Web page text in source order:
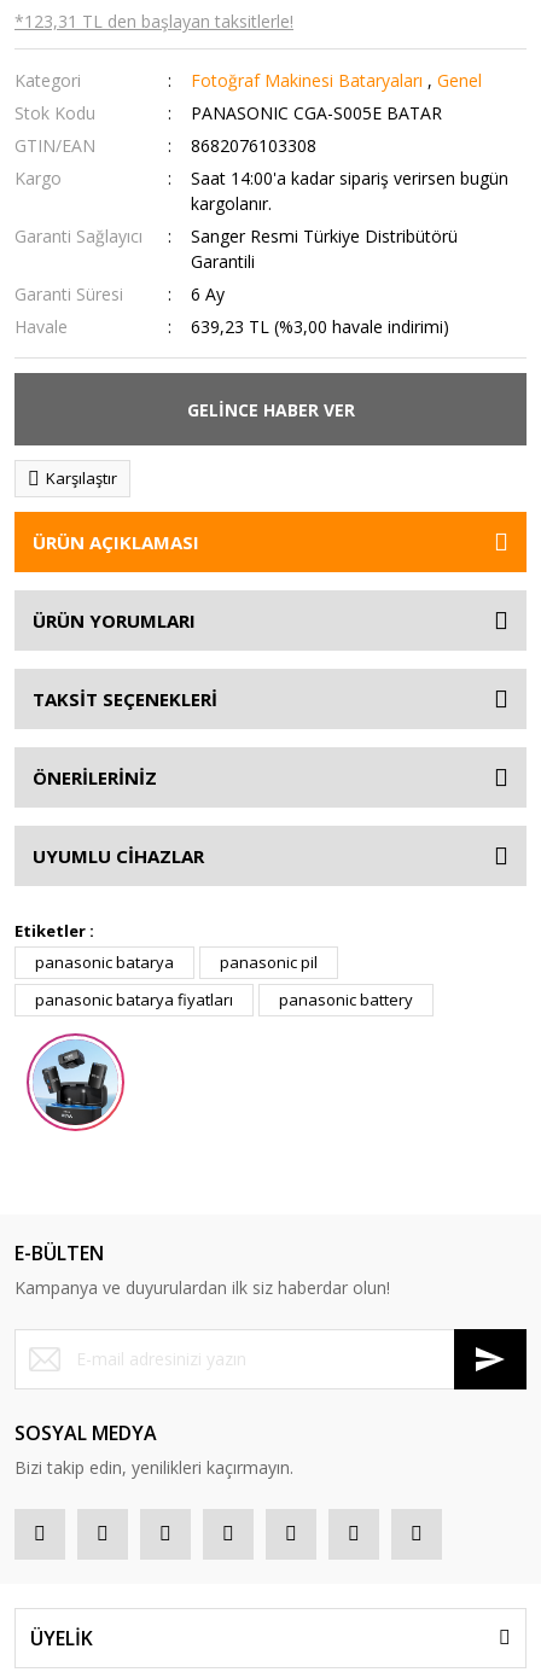
*123,31 TL den başlayan taksitlerle!
Kategori Fotoğraf Makinesi Bataryaları ,Genel
Stok Kodu
PANASONIC CGA-S005E BATAR
GTIN/EAN
8682076103308
Kargo
Saat 14:00'a kadar sipariş verirsen bugün
kargolanır.
Garanti Sağlayıcı
Sanger Resmi Türkiye Distribütörü
Garantili
Garanti Süresi
6 Ay
Havale
639,23 TL (%3,00 havale indirimi)
GELİNCE HABER VER
Karşılaştır
ÜRÜN AÇIKLAMASI
ÜRÜN YORUMLARI
TAKSİT SEÇENEKLERİ
ÖNERİLERİNİZ
UYUMLU CİHAZLAR
Etiketler :
panasonic batarya
panasonic pil
panasonic batarya fiyatları
panasonic battery
E-BÜLTEN
Kampanya ve duyurulardan ilk siz haberdar olun!
SOSYAL MEDYA
Bizi takip edin, yenilikleri kaçırmayın.
ÜYELİK